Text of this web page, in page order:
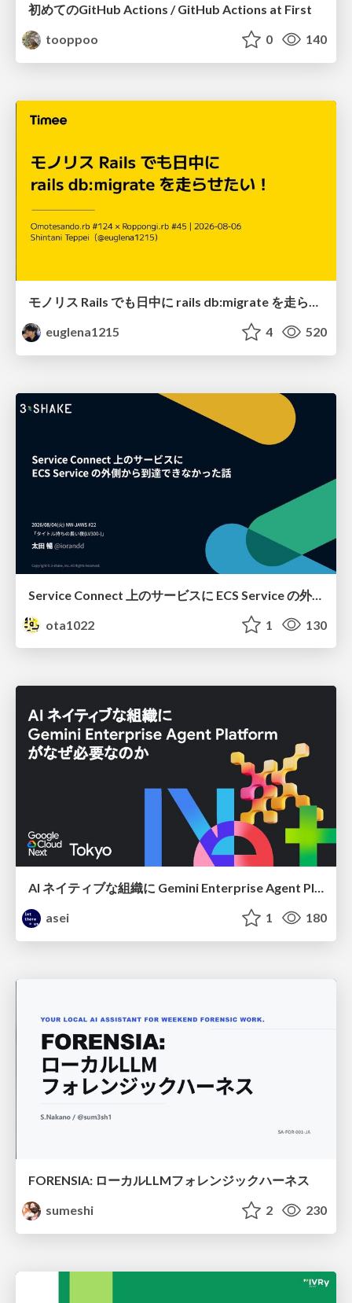
初めてのGitHub Actions / GitHub Actions at First
tooppoo
0 140
モノリス Rails でも日中に rails db:migrate を走らせたい！ / Daytime rails db:migrate on Monolithic Rails!
euglena1215
4 520
Service Connect 上のサービスに ECS Service の外側から到達できなかった話
ota1022
1 130
AI ネイティブな組織に Gemini Enterprise Agent Platform がなぜ必要なのか
asei
1 180
FORENSIA: ローカルLLMフォレンジックハーネス
sumeshi
2 230